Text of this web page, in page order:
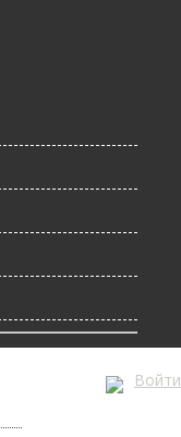
Войти